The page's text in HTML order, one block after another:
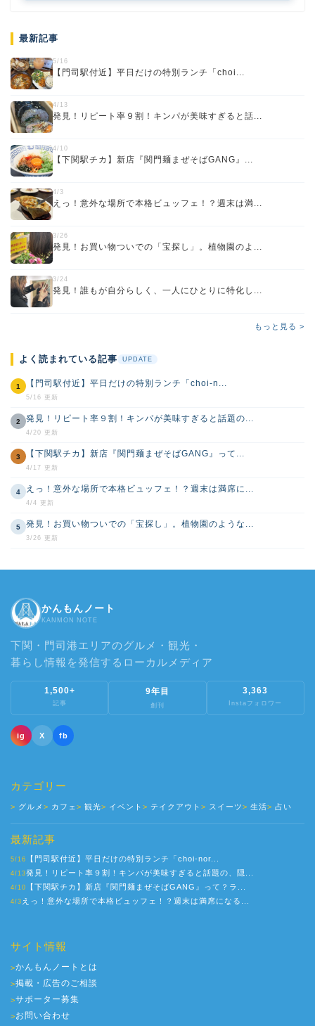
最新記事
5/16
【門司駅付近】平日だけの特別ランチ「choi...
4/13
発見！リピート率９割！キンパが美味すぎると話...
4/10
【下関駅チカ】新店『関門麺まぜそばGANG』...
4/3
えっ！意外な場所で本格ビュッフェ！？週末は満...
3/26
発見！お買い物ついでの「宝探し」。植物園のよ...
3/24
発見！誰もが自分らしく、一人にひとりに特化し...
もっと見る >
よく読まれている記事 UPDATE
1 【門司駅付近】平日だけの特別ランチ「choi-n...
5/16 更新
2 発見！リピート率９割！キンパが美味すぎると話題の...
4/20 更新
3 【下関駅チカ】新店『関門麺まぜそばGANG』って...
4/17 更新
4 えっ！意外な場所で本格ビュッフェ！？週末は満席に...
4/4 更新
5 発見！お買い物ついでの「宝探し」。植物園のような...
3/26 更新
かんもんノート
KANMON NOTE
下関・門司港エリアのグルメ・観光・
暮らし情報を発信するローカルメディア
1,500+
記事
9年目
創刊
3,363
Instaフォロワー
ig X fb
カテゴリー
グルメ カフェ 観光 イベント テイクアウト スイーツ 生活 占い
最新記事
5/16 【門司駅付近】平日だけの特別ランチ「choi-nor...
4/13発見！リピート率９割！キンパが美味すぎると話題の、隠...
4/10 【下関駅チカ】新店『関門麺まぜそばGANG』って？ラ...
4/3 えっ！意外な場所で本格ビュッフェ！？週末は満席になる...
サイト情報
>かんもんノートとは
>掲載・広告のご相談
>サポーター募集
>お問い合わせ